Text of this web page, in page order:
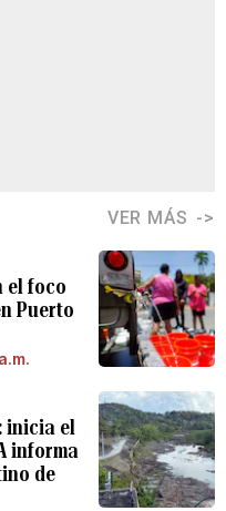
VER MÁS
el foco
Puerto
inicia el
informa
de